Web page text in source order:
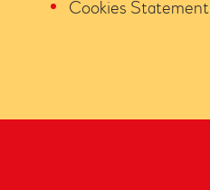
Cookies Statement